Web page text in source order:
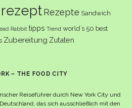
rezept Rezepte Sandwich
Rabbit tipps Trend world´s 50 best
Zubereitung Zutaten
– THE FOOD CITY
Reiseführer durch New York City und
das sich ausschließlich mit den